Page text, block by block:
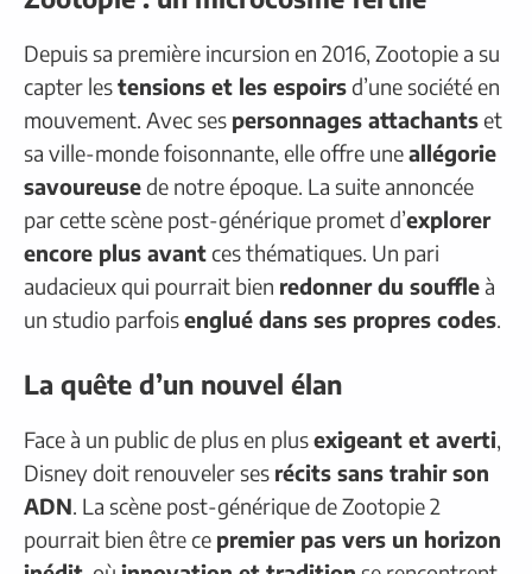
Depuis sa première incursion en 2016, Zootopie a su
capter lestensions et les espoirsd’une société en
mouvement. Avec ses personnages attachantset
sa ville-monde foisonnante, elle offre uneallégorie
savoureusede notre époque. La suite annoncée
par cette scène post-générique promet d’explorer
encore plus avantces thématiques. Un pari
audacieux qui pourrait bien redonner du souffleà
un studio parfoisenglué dans ses propres codes.
La quête d’un nouvel élan
Face à un public de plus en plusexigeant et averti,
Disney doit renouveler ses récits sans trahir son
ADN. La scène post-générique de Zootopie 2
pourrait bien être ce premier pas vers un horizon